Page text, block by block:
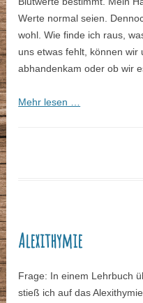
Werte normal seien.
wohl. Wie finde ich raus,
uns etwas fehlt, können wir
abhandenkam oder ob wir
Mehr lesen …
Alexithymie
Frage: In einem Lehrbuch
stieß ich auf das